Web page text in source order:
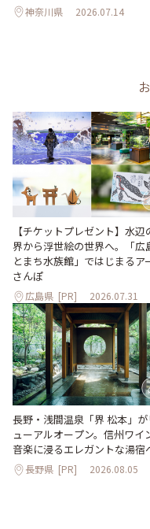
神奈川県 2026.07.14
【チケットプレゼント】水辺
界から浮世絵の世界へ。「広
とまち水族館」ではじまるア
さんぽ
広島県 [PR] 2026.07.31
長野・浅間温泉「界 松本」が
ューアルオープン。信州ワイ
音楽に浸るエレガントな湯宿
長野県 [PR] 2026.08.05